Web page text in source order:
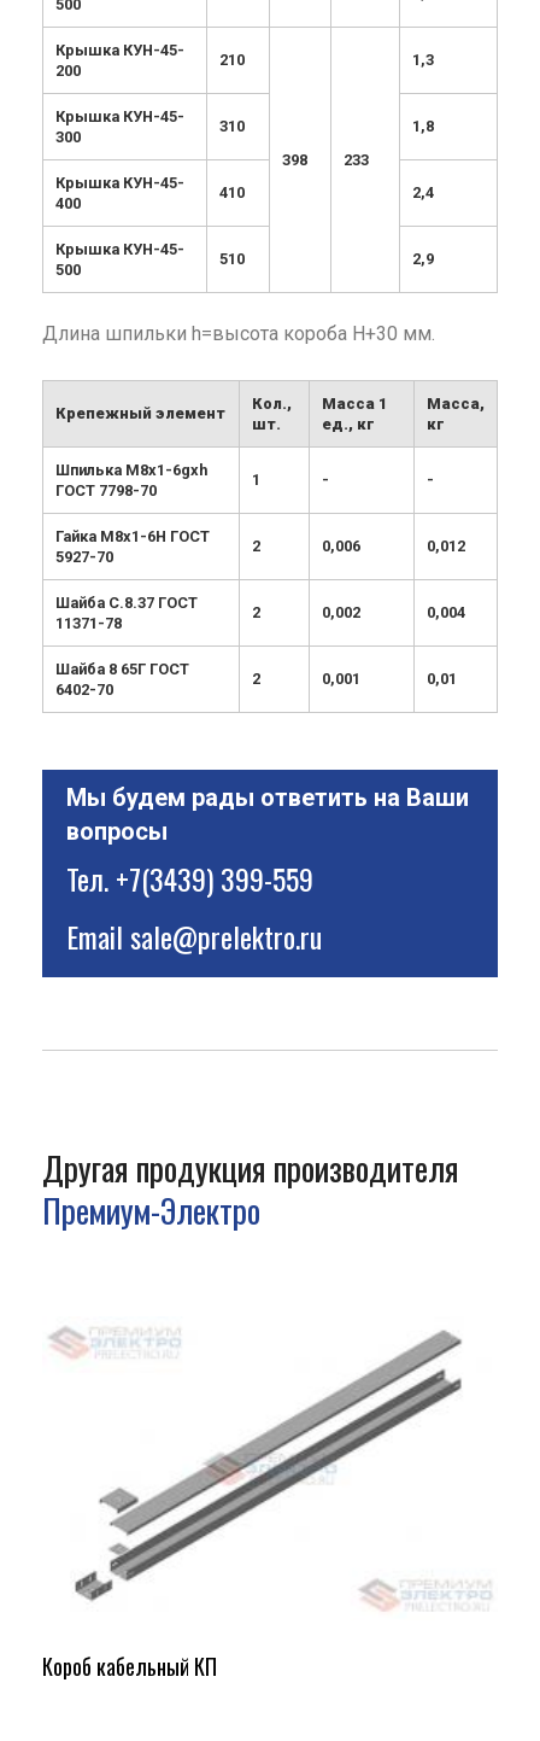
500
Крышка КУН-45-
200
210
398 233
1,3
Крышка КУН-45-
300
310 1,8
Крышка КУН-45-
400
410 2,4
Крышка КУН-45-
500
510 2,9
Длина шпильки h=высота короба Н+30 мм.
Крепежный элемент
Кол.,
шт.
Масса 1
ед., кг
Масса,
кг
Шпилька М8х1-6gxh
ГОСТ 7798-70
1 - -
Гайка М8х1-6Н ГОСТ
5927-70
2 0,006 0,012
Шайба С.8.37 ГОСТ
11371-78
2 0,002 0,004
Шайба 8 65Г ГОСТ
6402-70
2 0,001 0,01
Мы будем рады ответить на Ваши
вопросы
Тел.+7(3439) 399-559
Emailsale@prelektro.ru
Другая продукция производителя
Премиум-Электро
Короб кабельный КП